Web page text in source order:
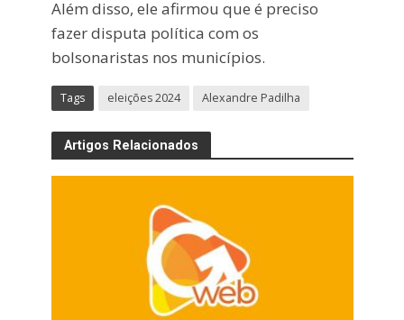
Além disso, ele afirmou que é preciso
fazer disputa política com os
bolsonaristas nos municípios.
Tags eleições 2024 Alexandre Padilha
Artigos Relacionados